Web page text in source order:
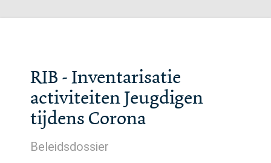
RIB - Inventarisatie
activiteiten Jeugdigen
tijdens Corona
Beleidsdossier